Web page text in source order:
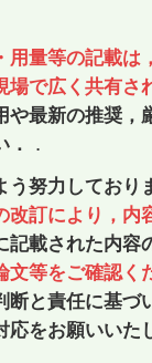
用量等の記載は
場で広く共有さ
や最新の推奨，
．
努力しており
改訂により，内
記載された内容
文等をご確認く
と責任に基づ
をお願いいた